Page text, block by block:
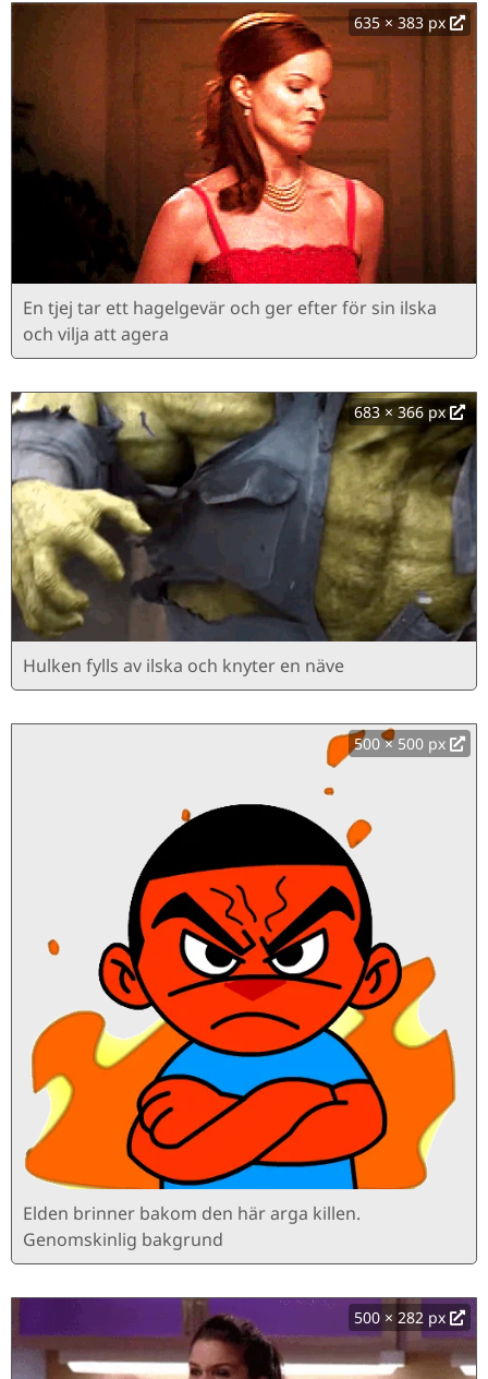
635 × 383 px
En tjej tar ett hagelgevär och ger efter för sin ilska
och vilja att agera
683 × 366 px
Hulken fylls av ilska och knyter en näve
500 × 500 px
Elden brinner bakom den här arga killen.
Genomskinlig bakgrund
500 × 282 px